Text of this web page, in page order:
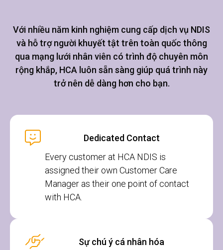
Với nhiều năm kinh nghiệm cung cấp dịch vụ NDIS
và hỗ trợ người khuyết tật trên toàn quốc thông
qua mạng lưới nhân viên có trình độ chuyên môn
rộng khắp, HCA luôn sẵn sàng giúp quá trình này
trở nên dễ dàng hơn cho bạn.
Dedicated Contact
Every customer at HCA NDIS is
assigned their own Customer Care
Manager as their one point of contact
with HCA.
Sự chú ý cá nhân hóa